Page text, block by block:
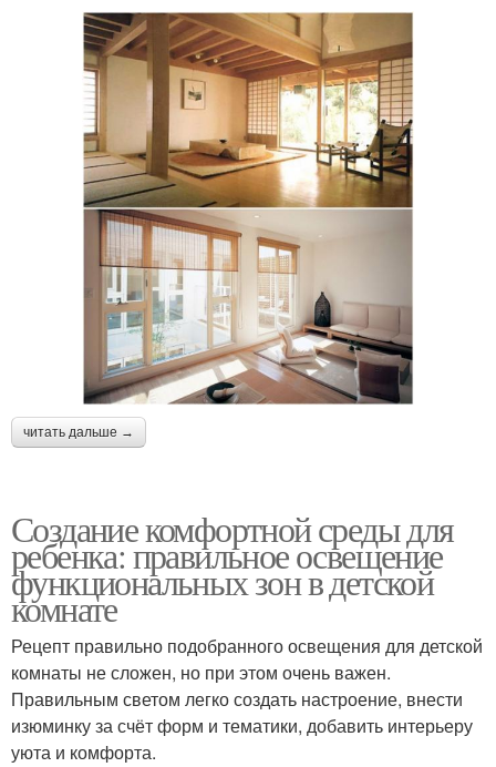
читать дальше →
Создание комфортной среды для
ребенка: правильное освещение
функциональных зон в детской
комнате
Рецепт правильно подобранного освещения для детской
комнаты не сложен, но при этом очень важен.
Правильным светом легко создать настроение, внести
изюминку за счёт форм и тематики, добавить интерьеру
уюта и комфорта.